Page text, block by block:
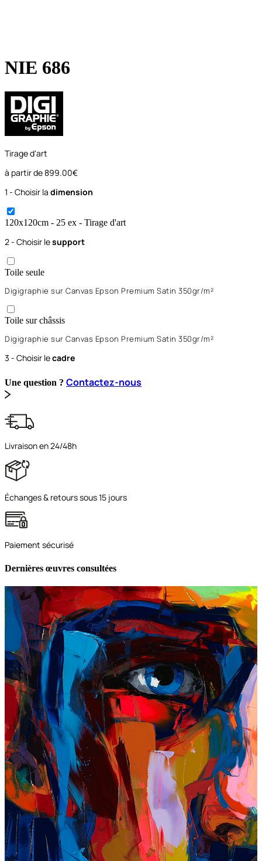
NIE 686
Tirage d'art
à partir de899.00€
1 - Choisir la dimension
120x120cm - 25 ex - Tirage d'art
2 - Choisir lesupport
Toile seule
Digigraphie sur Canvas Epson Premium Satin 350gr/m²
Toile sur châssis
Digigraphie sur Canvas Epson Premium Satin 350gr/m²
3 - Choisir lecadre
Une question ? Contactez-nous
Livraison en 24/48h
Échanges & retours sous 15 jours
Paiement sécurisé
Dernières œuvres consultées